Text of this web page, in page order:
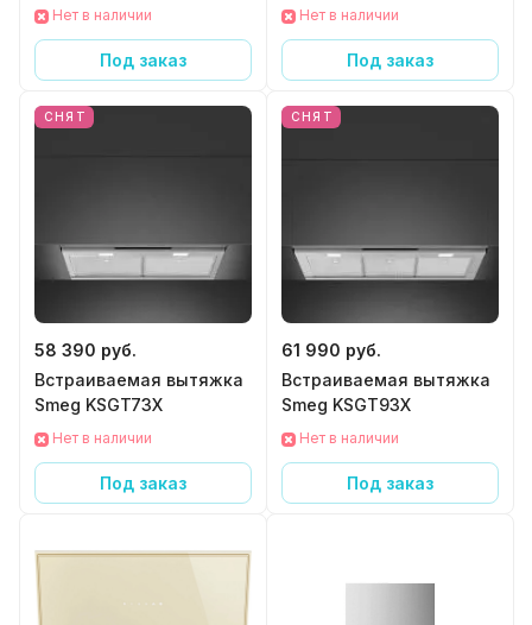
Нет в наличии
Под заказ
Нет в наличии
Под заказ
СНЯТ
58 390 руб.
Встраиваемая вытяжка
Smeg KSGT73X
Нет в наличии
Под заказ
СНЯТ
61 990 руб.
Встраиваемая вытяжка
Smeg KSGT93X
Нет в наличии
Под заказ